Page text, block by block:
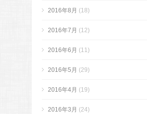
2016年8月 (18)
2016年7月 (12)
2016年6月 (11)
2016年5月 (29)
2016年4月 (19)
2016年3月 (24)